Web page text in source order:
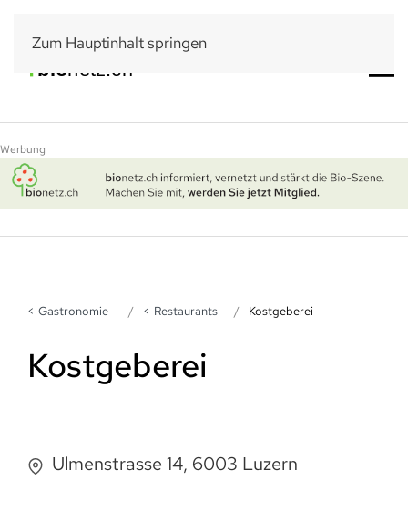
Zum Hauptinhalt springen
Werbung
Gastronomie Restaurants Kostgeberei
Kostgeberei
Ulmenstrasse 14, 6003 Luzern